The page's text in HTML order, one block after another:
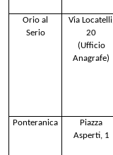
Orio al
Serio
Via Locatelli,
20
(Ufficio
Anagrafe)
Ponteranica
Piazza
Asperti, 1